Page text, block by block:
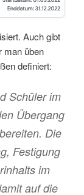
Auch gibt
man üben
definiert:
Schüler im
Übergang
Die
Festigung
im
auf die